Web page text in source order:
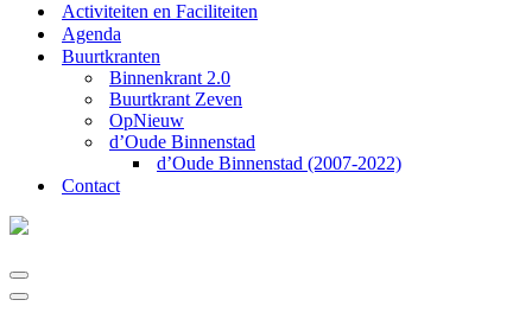
Activiteiten en Faciliteiten
Agenda
Buurtkranten
Binnenkrant 2.0
Buurtkrant Zeven
OpNieuw
d’Oude Binnenstad
d’Oude Binnenstad (2007-2022)
Contact
Navigatie
Menu
Navigatie